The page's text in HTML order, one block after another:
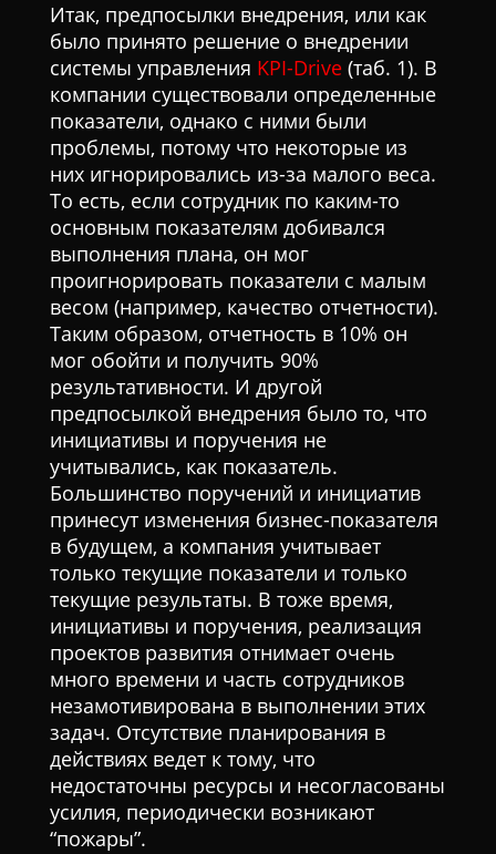
Итак, предпосылки внедрения, или как
было принято решение о внедрении
системы управления KPI-Drive (таб. 1). В
компании существовали определенные
показатели, однако с ними были
проблемы, потому что некоторые из
них игнорировались из-за малого веса.
То есть, если сотрудник по каким-то
основным показателям добивался
выполнения плана, он мог
проигнорировать показатели с малым
весом (например, качество отчетности).
Таким образом, отчетность в 10% он
мог обойти и получить 90%
результативности. И другой
предпосылкой внедрения было то, что
инициативы и поручения не
учитывались, как показатель.
Большинство поручений и инициатив
принесут изменения бизнес-показателя
в будущем, а компания учитывает
только текущие показатели и только
текущие результаты. В тоже время,
инициативы и поручения, реализация
проектов развития отнимает очень
много времени и часть сотрудников
незамотивирована в выполнении этих
задач. Отсутствие планирования в
действиях ведет к тому, что
недостаточны ресурсы и несогласованы
усилия, периодически возникают
“пожары”.